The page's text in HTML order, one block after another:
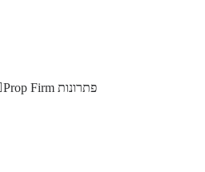
פתרונות Prop Firm